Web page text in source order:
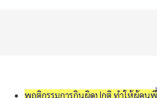
พฤติกรรมการกินผิดปกติ ทำให้ผู้คนพึ่